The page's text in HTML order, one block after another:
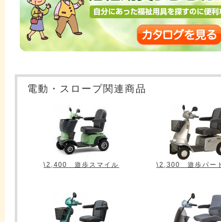
電動・スロープ関連商品
\2,400 遊歩スマイル \2,300 遊歩パー